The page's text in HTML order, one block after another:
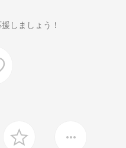
しましょう！
more_horiz